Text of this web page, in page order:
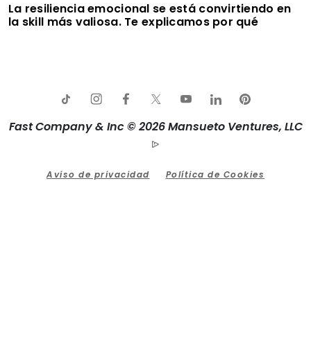
La resiliencia emocional se está convirtiendo en
la skill más valiosa. Te explicamos por qué
Fast Company & Inc © 2026 Mansueto Ventures, LLC
Aviso de privacidad Política de Cookies